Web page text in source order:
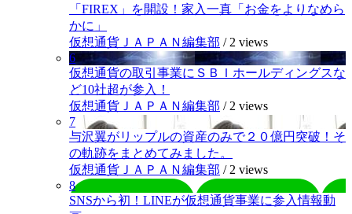
「FIREX」を開設！家入一真「お金をよりなめら
かに」
仮想通貨ＪＡＰＡＮ編集部 / 2 views
6
仮想通貨の取引事業にＳＢＩホールディングスな
ど10社超が参入！
仮想通貨ＪＡＰＡＮ編集部 / 2 views
7
与沢翼がリップルの資産のみで２０億円突破！そ
の軌跡をまとめてみました。
仮想通貨ＪＡＰＡＮ編集部 / 2 views
8
SNSから初！LINEが仮想通貨事業に参入情報動